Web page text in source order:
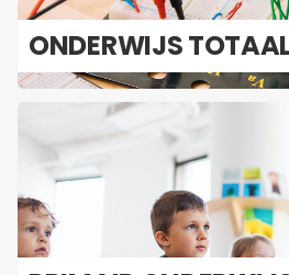
ON­DER­WIJS